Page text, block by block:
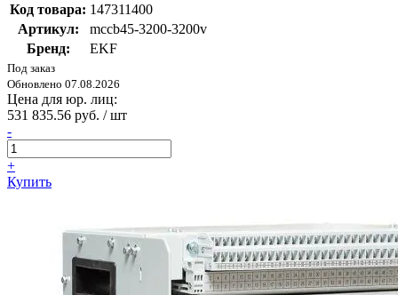
Код товара: 147311400
Артикул:
mccb45-3200-3200v
Бренд:
EKF
Под заказ
Обновлено 07.08.2026
Цена для юр. лиц:
531 835.56 руб. / шт
-
+
Купить